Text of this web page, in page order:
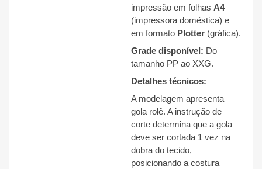
impressão em folhas A4
(impressora doméstica) e
em formato Plotter (gráfica).
Grade disponível: Do
tamanho PP ao XXG.
Detalhes técnicos:
A modelagem apresenta
gola rolê. A instrução de
corte determina que a gola
deve ser cortada 1 vez na
dobra do tecido,
posicionando a costura